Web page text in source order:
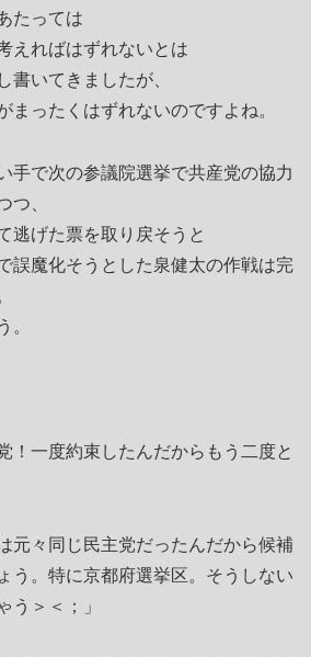
たっては
えればはずれないとは
書いてきましたが、
まったくはずれないのですよね。
手で次の参議院選挙で共産党の協力
つ、
逃げた票を取り戻そうと
誤魔化そうとした泉健太の作戦は完
。
！一度約束したんだからもう二度と
元々同じ民主党だったんだから候補
う。特に京都府選挙区。そうしない
う＞＜；」